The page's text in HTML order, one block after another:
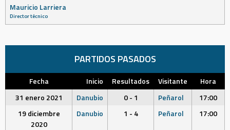
Mauricio Larriera
Director técnico
PARTIDOS PASADOS
Fecha Inicio Resultados Visitante
Hora
31 enero 2021
Danubio 0 - 1 Peñarol
17:00
19 diciembre
2020
Danubio 1 - 4 Peñarol 17:00